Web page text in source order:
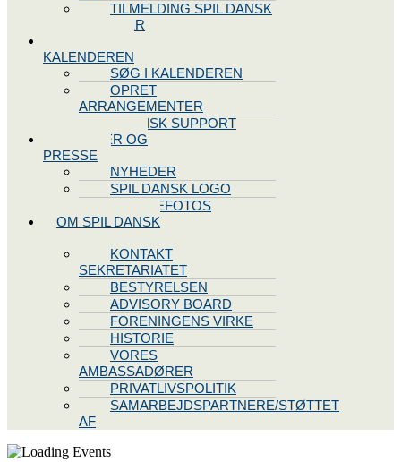
TILMELDING SPIL DANSK
ARTISTER
KALENDEREN
SØG I KALENDEREN
OPRET
ARRANGEMENTER
TEKNISK SUPPORT
NYHEDER OG
PRESSE
NYHEDER
SPIL DANSK LOGO
PRESSEFOTOS
OM SPIL DANSK
KONTAKT
SEKRETARIATET
BESTYRELSEN
ADVISORY BOARD
FORENINGENS VIRKE
HISTORIE
VORES
AMBASSADØRER
PRIVATLIVSPOLITIK
SAMARBEJDSPARTNERE/STØTTET
AF